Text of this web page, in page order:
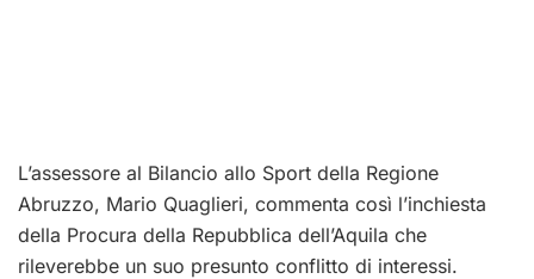
L’assessore al Bilancio allo Sport della Regione
Abruzzo, Mario Quaglieri, commenta così l’inchiesta
della Procura della Repubblica dell’Aquila che
rileverebbe un suo presunto conflitto di interessi.